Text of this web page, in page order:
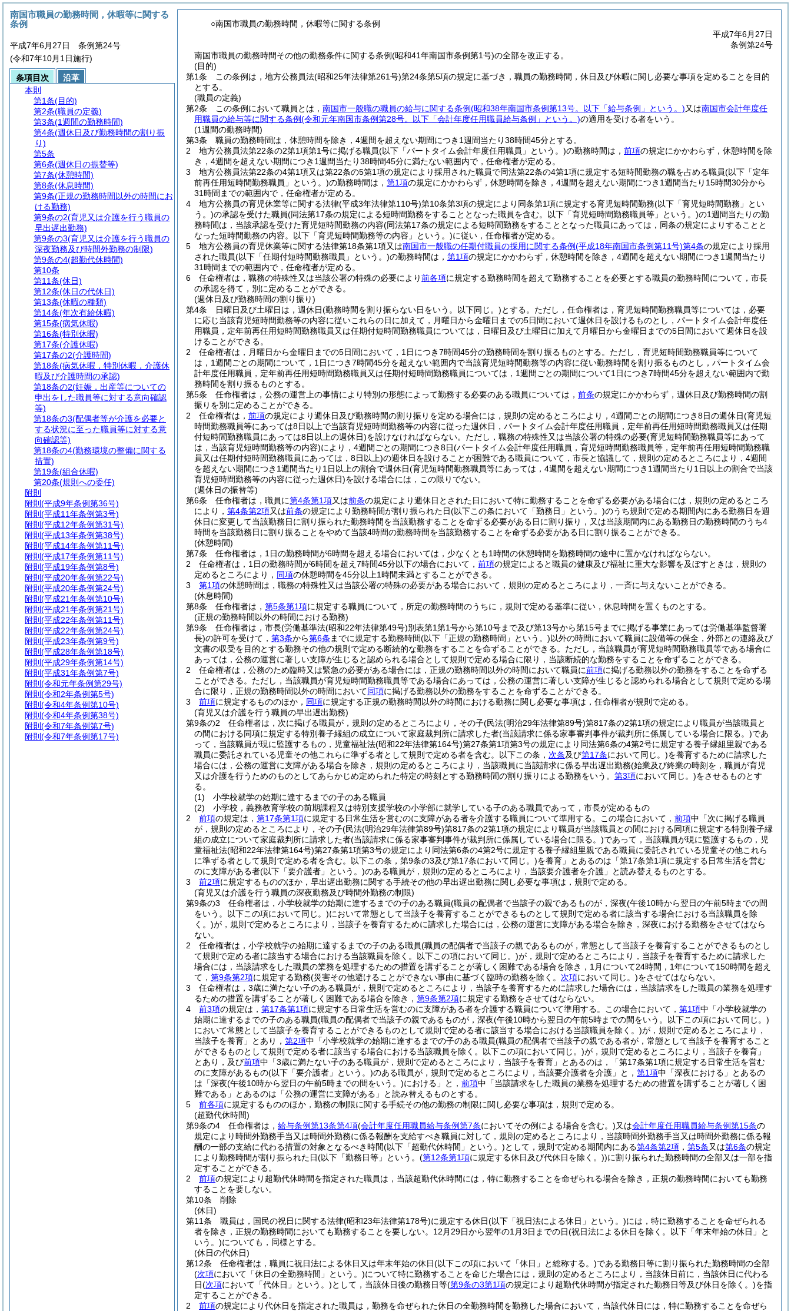
○南国市職員の勤務時間，休暇等に関する条例
平成7年6月27日
条例第24号
南国市職員の勤務時間その他の勤務条件に関する条例(昭和41年南国市条例第1号)の全部を改正する。
(目的)
第1条
この条例は，地方公務員法(昭和25年法律第261号)第24条第5項の規定に基づき，職員の勤務時間，休日及び休暇に関し必要な事項を定めることを目的
とする。
(職員の定義)
第2条
この条例において職員とは， 南国市一般職の職員の給与に関する条例(昭和38年南国市条例第13号。以下「給与条例」という。)又は南国市会計年度任
用職員の給与等に関する条例(令和元年南国市条例第28号。以下「会計年度任用職員給与条例」という。)の適用を受ける者をいう。
(1週間の勤務時間)
第3条
職員の勤務時間は，休憩時間を除き，4週間を超えない期間につき1週間当たり38時間45分とする。
2
地方公務員法第22条の2第1項第1号に掲げる職員(以下「パートタイム会計年度任用職員」という。)の勤務時間は， 前項の規定にかかわらず，休憩時間を除
き，4週間を超えない期間につき1週間当たり38時間45分に満たない範囲内で，任命権者が定める。
3
地方公務員法第22条の4第1項又は第22条の5第1項の規定により採用された職員で同法第22条の4第1項に規定する短時間勤務の職を占める職員(以下「定年
前再任用短時間勤務職員」という。)の勤務時間は， 第1項の規定にかかわらず，休憩時間を除き，4週間を超えない期間につき1週間当たり15時間30分から
31時間までの範囲内で，任命権者が定める。
4
地方公務員の育児休業等に関する法律(平成3年法律第110号)第10条第3項の規定により同条第1項に規定する育児短時間勤務(以下「育児短時間勤務」とい
う。)の承認を受けた職員(同法第17条の規定による短時間勤務をすることとなった職員を含む。以下「育児短時間勤務職員等」という。)の1週間当たりの勤
務時間は，当該承認を受けた育児短時間勤務の内容(同法第17条の規定による短時間勤務をすることとなった職員にあっては，同条の規定によりすることと
なった短時間勤務の内容。以下「育児短時間勤務等の内容」という。)に従い，任命権者が定める。
5
地方公務員の育児休業等に関する法律第18条第1項又は南国市一般職の任期付職員の採用に関する条例(平成18年南国市条例第11号)第4条の規定により採用
された職員(以下「任期付短時間勤務職員」という。)の勤務時間は， 第1項の規定にかかわらず，休憩時間を除き，4週間を超えない期間につき1週間当たり
31時間までの範囲内で，任命権者が定める。
6
任命権者は，職務の特殊性又は当該公署の特殊の必要により前各項に規定する勤務時間を超えて勤務することを必要とする職員の勤務時間について，市長
の承認を得て，別に定めることができる。
(週休日及び勤務時間の割り振り)
第4条
日曜日及び土曜日は，週休日(勤務時間を割り振らない日をいう。以下同じ。)とする。 ただし，任命権者は，育児短時間勤務職員等については，必要
に応じ当該育児短時間勤務等の内容に従いこれらの日に加えて，月曜日から金曜日までの5日間において週休日を設けるものとし，パートタイム会計年度任
用職員，定年前再任用短時間勤務職員又は任期付短時間勤務職員については，日曜日及び土曜日に加えて月曜日から金曜日までの5日間において週休日を設
けることができる。
2
任命権者は，月曜日から金曜日までの5日間において，1日につき7時間45分の勤務時間を割り振るものとする。 ただし，育児短時間勤務職員等について
は，1週間ごとの期間について，1日につき7時間45分を超えない範囲内で当該育児短時間勤務等の内容に従い勤務時間を割り振るものとし，パートタイム会
計年度任用職員，定年前再任用短時間勤務職員又は任期付短時間勤務職員については，1週間ごとの期間について1日につき7時間45分を超えない範囲内で勤
務時間を割り振るものとする。
第5条
任命権者は，公務の運営上の事情により特別の形態によって勤務する必要のある職員については， 前条の規定にかかわらず，週休日及び勤務時間の割
振りを別に定めることができる。
2
任命権者は， 前項の規定により週休日及び勤務時間の割り振りを定める場合には，規則の定めるところにより，4週間ごとの期間につき8日の週休日(育児短
時間勤務職員等にあっては8日以上で当該育児短時間勤務等の内容に従った週休日，パートタイム会計年度任用職員，定年前再任用短時間勤務職員又は任期
付短時間勤務職員にあっては8日以上の週休日)を設けなければならない。 ただし，職務の特殊性又は当該公署の特殊の必要(育児短時間勤務職員等にあって
は，当該育児短時間勤務等の内容)により，4週間ごとの期間につき8日(パートタイム会計年度任用職員，育児短時間勤務職員等，定年前再任用短時間勤務職
員又は任期付短時間勤務職員にあっては，8日以上)の週休日を設けることが困難である職員について，市長と協議して，規則の定めるところにより，4週間
を超えない期間につき1週間当たり1日以上の割合で週休日(育児短時間勤務職員等にあっては，4週間を超えない期間につき1週間当たり1日以上の割合で当該
育児短時間勤務等の内容に従った週休日)を設ける場合には，この限りでない。
(週休日の振替等)
第6条
任命権者は，職員に第4条第1項又は前条の規定により週休日とされた日において特に勤務することを命ずる必要がある場合には，規則の定めるところ
により， 第4条第2項又は前条の規定により勤務時間が割り振られた日(以下この条において「勤務日」という。)のうち規則で定める期間内にある勤務日を週
休日に変更して当該勤務日に割り振られた勤務時間を当該勤務することを命ずる必要がある日に割り振り，又は当該期間内にある勤務日の勤務時間のうち4
時間を当該勤務日に割り振ることをやめて当該4時間の勤務時間を当該勤務することを命ずる必要がある日に割り振ることができる。
(休憩時間)
第7条
任命権者は，1日の勤務時間が6時間を超える場合においては，少なくとも1時間の休憩時間を勤務時間の途中に置かなければならない。
2
任命権者は，1日の勤務時間が6時間を超え7時間45分以下の場合において， 前項の規定によると職員の健康及び福祉に重大な影響を及ぼすときは，規則の
定めるところにより， 同項の休憩時間を45分以上1時間未満とすることができる。
3
第1項の休憩時間は，職務の特殊性又は当該公署の特殊の必要がある場合において，規則の定めるところにより，一斉に与えないことができる。
(休息時間)
第8条
任命権者は， 第5条第1項に規定する職員について，所定の勤務時間のうちに，規則で定める基準に従い，休息時間を置くものとする。
(正規の勤務時間以外の時間における勤務)
第9条
任命権者は，市長(労働基準法(昭和22年法律第49号)別表第1第1号から第10号まで及び第13号から第15号までに掲げる事業にあっては労働基準監督署
長)の許可を受けて， 第3条から第6条 までに規定する勤務時間(以下「正規の勤務時間」という。)以外の時間において職員に設備等の保全，外部との連絡及び
文書の収受を目的とする勤務その他の規則で定める断続的な勤務をすることを命ずることができる。 ただし，当該職員が育児短時間勤務職員等である場合に
あっては，公務の運営に著しい支障が生じると認められる場合として規則で定める場合に限り，当該断続的な勤務をすることを命ずることができる。
2
任命権者は，公務のため臨時又は緊急の必要がある場合には，正規の勤務時間以外の時間において職員に前項に掲げる勤務以外の勤務をすることを命ずる
ことができる。 ただし，当該職員が育児短時間勤務職員等である場合にあっては，公務の運営に著しい支障が生じると認められる場合として規則で定める場
合に限り，正規の勤務時間以外の時間において同項に掲げる勤務以外の勤務をすることを命ずることができる。
3
前項に規定するもののほか， 同項に規定する正規の勤務時間以外の時間における勤務に関し必要な事項は，任命権者が規則で定める。
(育児又は介護を行う職員の早出遅出勤務)
第9条の2
任命権者は，次に掲げる職員が，規則の定めるところにより，その子(民法(明治29年法律第89号)第817条の2第1項の規定により職員が当該職員と
の間における同項に規定する特別養子縁組の成立について家庭裁判所に請求した者(当該請求に係る家事審判事件が裁判所に係属している場合に限る。)であ
って，当該職員が現に監護するもの，児童福祉法(昭和22年法律第164号)第27条第1項第3号の規定により同法第6条の4第2号に規定する養子縁組里親である
職員に委託されている児童その他これらに準ずる者として規則で定める者を含む。以下この条， 次条及び第17条において同じ。)を養育するために請求した
場合には，公務の運営に支障がある場合を除き，規則の定めるところにより，当該職員に当該請求に係る早出遅出勤務(始業及び終業の時刻を，職員が育児
又は介護を行うためのものとしてあらかじめ定められた特定の時刻とする勤務時間の割り振りによる勤務をいう。 第3項において同じ。)をさせるものとす
る。
(1)
小学校就学の始期に達するまでの子のある職員
(2)
小学校，義務教育学校の前期課程又は特別支援学校の小学部に就学している子のある職員であって，市長が定めるもの
2
前項の規定は， 第17条第1項に規定する日常生活を営むのに支障がある者を介護する職員について準用する。 この場合において， 前項中「次に掲げる職員
が，規則の定めるところにより，その子(民法(明治29年法律第89号)第817条の2第1項の規定により職員が当該職員との間における同項に規定する特別養子縁
組の成立について家庭裁判所に請求した者(当該請求に係る家事審判事件が裁判所に係属している場合に限る。)であって，当該職員が現に監護するもの，児
童福祉法(昭和22年法律第164号)第27条第1項第3号の規定により同法第6条の4第2号に規定する養子縁組里親である職員に委託されている児童その他これら
に準ずる者として規則で定める者を含む。以下この条，第9条の3及び第17条において同じ。)を養育」とあるのは「第17条第1項に規定する日常生活を営む
のに支障がある者(以下「要介護者」という。)のある職員が，規則の定めるところにより，当該要介護者を介護」と読み替えるものとする。
3
前2項に規定するもののほか，早出遅出勤務に関する手続その他の早出遅出勤務に関し必要な事項は，規則で定める。
(育児又は介護を行う職員の深夜勤務及び時間外勤務の制限)
第9条の3
任命権者は，小学校就学の始期に達するまでの子のある職員(職員の配偶者で当該子の親であるものが，深夜(午後10時から翌日の午前5時までの間
をいう。以下この項において同じ。)において常態として当該子を養育することができるものとして規則で定める者に該当する場合における当該職員を除
く。)が，規則で定めるところにより，当該子を養育するために請求した場合には，公務の運営に支障がある場合を除き，深夜における勤務をさせてはなら
ない。
2
任命権者は，小学校就学の始期に達するまでの子のある職員(職員の配偶者で当該子の親であるものが，常態として当該子を養育することができるものとし
て規則で定める者に該当する場合における当該職員を除く。以下この項において同じ。)が，規則で定めるところにより，当該子を養育するために請求した
場合には，当該請求をした職員の業務を処理するための措置を講ずることが著しく困難である場合を除き，1月について24時間，1年について150時間を超え
て， 第9条第2項に規定する勤務(災害その他避けることができない事由に基づく臨時の勤務を除く。 次項において同じ。)をさせてはならない。
3
任命権者は，3歳に満たない子のある職員が，規則で定めるところにより，当該子を養育するために請求した場合には，当該請求をした職員の業務を処理す
るための措置を講ずることが著しく困難である場合を除き， 第9条第2項に規定する勤務をさせてはならない。
4
前3項の規定は， 第17条第1項に規定する日常生活を営むのに支障がある者を介護する職員について準用する。 この場合において， 第1項中「小学校就学の
始期に達するまでの子のある職員(職員の配偶者で当該子の親であるものが，深夜(午後10時から翌日の午前5時までの間をいう。以下この項において同じ。)
において常態として当該子を養育することができるものとして規則で定める者に該当する場合における当該職員を除く。)が，規則で定めるところにより，
当該子を養育」とあり， 第2項中「小学校就学の始期に達するまでの子のある職員(職員の配偶者で当該子の親である者が，常態として当該子を養育すること
ができるものとして規則で定める者に該当する場合における当該職員を除く。以下この項において同じ。)が，規則で定めるところにより，当該子を養育」
とあり，及び前項中「3歳に満たない子のある職員が，規則で定めるところにより，当該子を養育」とあるのは，「第17条第1項に規定する日常生活を営む
のに支障があるもの(以下「要介護者」という。)のある職員が，規則で定めるところにより，当該要介護者を介護」と， 第1項中「深夜における」とあるの
は「深夜(午後10時から翌日の午前5時までの間をいう。)における」と， 前項中「当該請求をした職員の業務を処理するための措置を講ずることが著しく困
難である」とあるのは「公務の運営に支障がある」と読み替えるものとする。
5
前各項に規定するもののほか，勤務の制限に関する手続その他の勤務の制限に関し必要な事項は，規則で定める。
(超勤代休時間)
第9条の4
任命権者は， 給与条例第13条第4項(会計年度任用職員給与条例第7条においてその例による場合を含む。)又は会計年度任用職員給与条例第15条の
規定により時間外勤務手当又は時間外勤務に係る報酬を支給すべき職員に対して，規則の定めるところにより，当該時間外勤務手当又は時間外勤務に係る報
酬の一部の支給に代わる措置の対象となるべき時間(以下「超勤代休時間」という。)として，規則で定める期間内にある第4条第2項 ， 第5条又は第6条の規定
により勤務時間が割り振られた日(以下「勤務日等」という。 (第12条第1項に規定する休日及び代休日を除く。))に割り振られた勤務時間の全部又は一部を指
定することができる。
2
前項の規定により超勤代休時間を指定された職員は，当該超勤代休時間には，特に勤務することを命ぜられる場合を除き，正規の勤務時間においても勤務
することを要しない。
第10条
削除
(休日)
第11条
職員は，国民の祝日に関する法律(昭和23年法律第178号)に規定する休日(以下「祝日法による休日」という。)には，特に勤務することを命ぜられる
者を除き，正規の勤務時間においても勤務することを要しない。 12月29日から翌年の1月3日までの日(祝日法による休日を除く。以下「年末年始の休日」と
いう。)についても，同様とする。
(休日の代休日)
第12条
任命権者は，職員に祝日法による休日又は年末年始の休日(以下この項において「休日」と総称する。)である勤務日等に割り振られた勤務時間の全部
(次項において「休日の全勤務時間」という。)について特に勤務することを命じた場合には，規則の定めるところにより，当該休日前に，当該休日に代わる
日(次項において「代休日」という。)として，当該休日後の勤務日等(第9条の3第1項の規定により超勤代休時間が指定された勤務日等及び休日を除く。)を指
定することができる。
2
前項の規定により代休日を指定された職員は，勤務を命ぜられた休日の全勤務時間を勤務した場合において，当該代休日には，特に勤務することを命ぜら
南国市職員の勤務時間，休暇等に関する
条例
平成7年6月27日 条例第24号
(令和7年10月1日施行)
条項目次
沿革
本則
第1条(目的)
第2条(職員の定義)
第3条(1週間の勤務時間)
第4条(週休日及び勤務時間の割り振
り)
第5条
第6条(週休日の振替等)
第7条(休憩時間)
第8条(休息時間)
第9条(正規の勤務時間以外の時間にお
ける勤務)
第9条の2(育児又は介護を行う職員の
早出遅出勤務)
第9条の3(育児又は介護を行う職員の
深夜勤務及び時間外勤務の制限)
第9条の4(超勤代休時間)
第10条
第11条(休日)
第12条(休日の代休日)
第13条(休暇の種類)
第14条(年次有給休暇)
第15条(病気休暇)
第16条(特別休暇)
第17条(介護休暇)
第17条の2(介護時間)
第18条(病気休暇，特別休暇，介護休
暇及び介護時間の承認)
第18条の2(妊娠，出産等についての
申出をした職員等に対する意向確認
等)
第18条の3(配偶者等が介護を必要と
する状況に至った職員等に対する意
向確認等)
第18条の4(勤務環境の整備に関する
措置)
第19条(組合休暇)
第20条(規則への委任)
附則
附則 (平成9年条例第36号)
附則 (平成11年条例第3号)
附則 (平成12年条例第31号)
附則 (平成13年条例第38号)
附則 (平成14年条例第11号)
附則 (平成17年条例第11号)
附則 (平成19年条例第8号)
附則 (平成20年条例第22号)
附則 (平成20年条例第24号)
附則 (平成21年条例第10号)
附則 (平成21年条例第21号)
附則 (平成22年条例第11号)
附則 (平成22年条例第24号)
附則 (平成23年条例第9号)
附則 (平成28年条例第18号)
附則 (平成29年条例第14号)
附則 (平成31年条例第7号)
附則 (令和元年条例第29号)
附則 (令和2年条例第5号)
附則 (令和4年条例第10号)
附則 (令和4年条例第38号)
附則 (令和7年条例第7号)
附則 (令和7年条例第17号)